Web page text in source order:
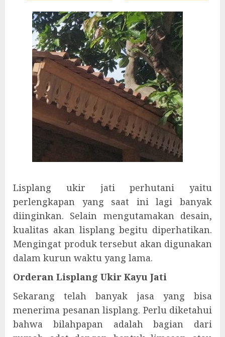
Lisplang ukir jati perhutani yaitu
perlengkapan yang saat ini lagi banyak
diinginkan. Selain mengutamakan desain,
kualitas akan lisplang begitu diperhatikan.
Mengingat produk tersebut akan digunakan
dalam kurun waktu yang lama.
Orderan Lisplang Ukir Kayu Jati
Sekarang telah banyak jasa yang bisa
menerima pesanan lisplang. Perlu diketahui
bahwa bilahpapan adalah bagian dari